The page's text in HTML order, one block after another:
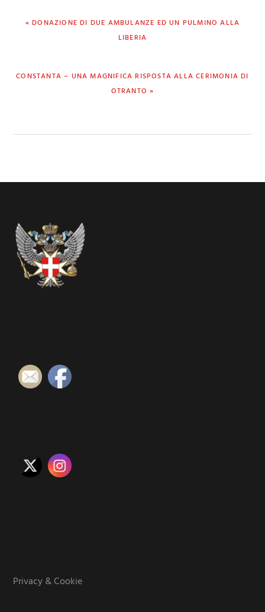
PREVIOUS
« DONAZIONE DI DUE AMBULANZE ED UN PULMINO ALLA
LIBERIA
NEXT
CONSTANTA – UNA MAGNIFICA RISPOSTA ALLA CERIMONIA DI
OTRANTO »
Footer
Privacy & Cookie